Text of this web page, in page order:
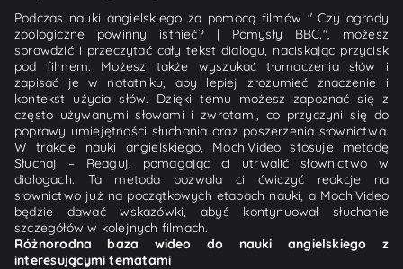
Podczas nauki angielskiego za pomocą filmów " Czy ogrody
zoologiczne powinny istnieć? | Pomysły BBC.", możesz
sprawdzić i przeczytać cały tekst dialogu, naciskając przycisk
pod filmem. Możesz także wyszukać tłumaczenia słów i
zapisać je w notatniku, aby lepiej zrozumieć znaczenie i
kontekst użycia słów. Dzięki temu możesz zapoznać się z
często używanymi słowami i zwrotami, co przyczyni się do
poprawy umiejętności słuchania oraz poszerzenia słownictwa.
W trakcie nauki angielskiego, MochiVideo stosuje metodę
Słuchaj – Reaguj, pomagając ci utrwalić słownictwo w
dialogach. Ta metoda pozwala ci ćwiczyć reakcje na
słownictwo już na początkowych etapach nauki, a MochiVideo
będzie dawać wskazówki, abyś kontynuował słuchanie
szczegółów w kolejnych filmach.
Różnorodna baza wideo do nauki angielskiego z
interesującymi tematami